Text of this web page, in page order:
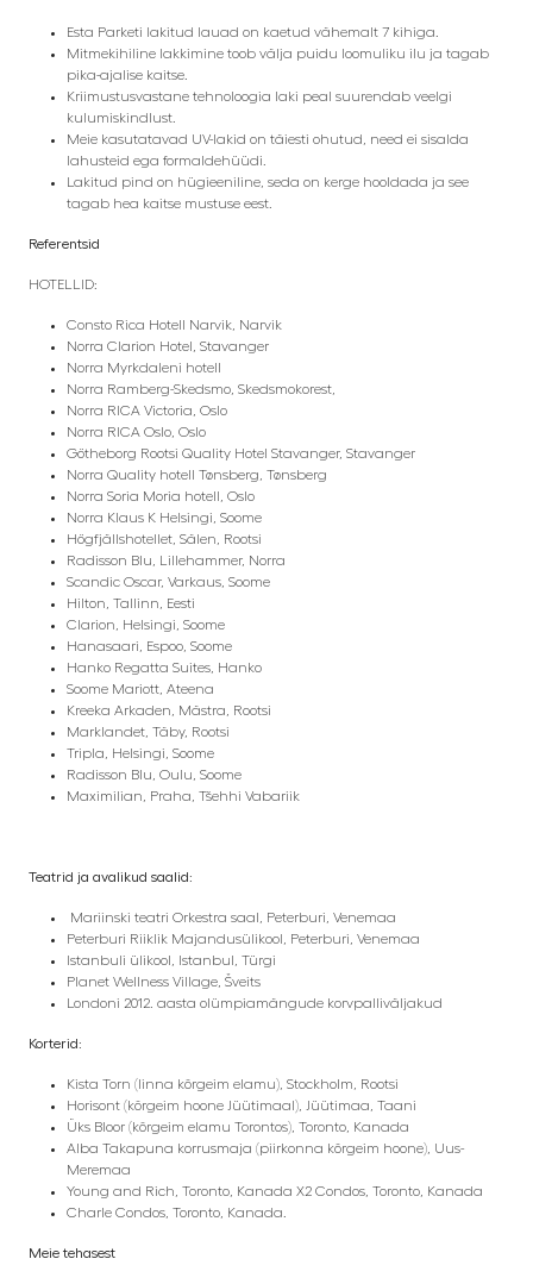
Esta Parketi lakitud lauad on kaetud vähemalt 7 kihiga.
Mitmekihiline lakkimine toob välja puidu loomuliku ilu ja tagab
pika-ajalise kaitse.
Kriimustusvastane tehnoloogia laki peal suurendab veelgi
kulumiskindlust.
Meie kasutatavad UV-lakid on täiesti ohutud, need ei sisalda
lahusteid ega formaldehüüdi.
Lakitud pind on hügieeniline, seda on kerge hooldada ja see
tagab hea kaitse mustuse eest.
Referentsid
HOTELLID:
Consto Rica Hotell Narvik, Narvik
Norra Clarion Hotel, Stavanger
Norra Myrkdaleni hotell
Norra Ramberg-Skedsmo, Skedsmokorest,
Norra RICA Victoria, Oslo
Norra RICA Oslo, Oslo
Götheborg Rootsi Quality Hotel Stavanger, Stavanger
Norra Quality hotell Tønsberg, Tønsberg
Norra Soria Moria hotell, Oslo
Norra Klaus K Helsingi, Soome
Högfjällshotellet, Sälen, Rootsi
Radisson Blu, Lillehammer, Norra
Scandic Oscar, Varkaus, Soome
Hilton, Tallinn, Eesti
Clarion, Helsingi, Soome
Hanasaari, Espoo, Soome
Hanko Regatta Suites, Hanko
Soome Mariott, Ateena
Kreeka Arkaden, Mästra, Rootsi
Marklandet, Täby, Rootsi
Tripla, Helsingi, Soome
Radisson Blu, Oulu, Soome
Maximilian, Praha, Tšehhi Vabariik
Teatrid ja avalikud saalid:
Mariinski teatri Orkestra saal, Peterburi, Venemaa
Peterburi Riiklik Majandusülikool, Peterburi, Venemaa
Istanbuli ülikool, Istanbul, Türgi
Planet Wellness Village, Šveits
Londoni 2012. aasta olümpiamängude korvpalliväljakud
Korterid:
Kista Torn (linna kõrgeim elamu), Stockholm, Rootsi
Horisont (kõrgeim hoone Jüütimaal), Jüütimaa, Taani
Üks Bloor (kõrgeim elamu Torontos), Toronto, Kanada
Alba Takapuna korrusmaja (piirkonna kõrgeim hoone), Uus-
Meremaa
Young and Rich, Toronto, Kanada X2 Condos, Toronto, Kanada
Charle Condos, Toronto, Kanada.
Meie tehasest